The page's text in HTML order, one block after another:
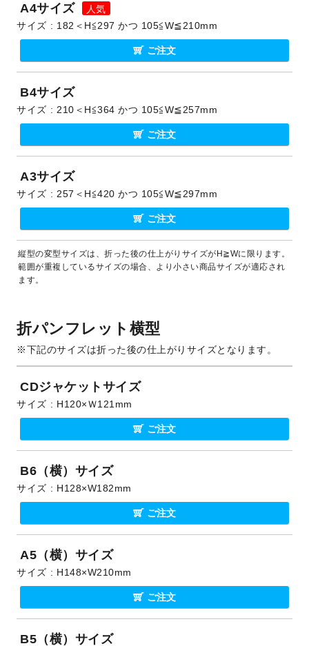
A4サイズ
サイズ 182＜H≦297 かつ 105≦W≦210mm
ご注文
B4サイズ
サイズ 210＜H≦364 かつ 105≦W≦257mm
ご注文
A3サイズ
サイズ 257＜H≦420 かつ 105≦W≦297mm
ご注文
縦型の変型サイズは、折った後の仕上がりサイズがH≧Wに限ります。
範囲が重複しているサイズの場合、より小さい商品サイズが適応され
ます。
折パンフレット横型
下記のサイズは折った後の仕上がりサイズとなります。
CDジャケットサイズ
サイズ H120×Ｗ121mm
ご注文
B6（横）サイズ
サイズ H128×W182mm
ご注文
A5（横）サイズ
サイズ H148×W210mm
ご注文
B5（横）サイズ